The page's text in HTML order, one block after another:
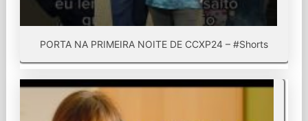
PORTA NA PRIMEIRA NOITE DE CCXP24 – #Shorts